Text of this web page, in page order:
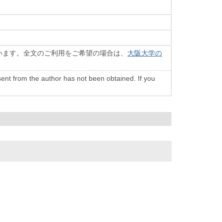
す。全文のご利用をご希望の場合は、 大阪大学の
from the author has not been obtained. If you